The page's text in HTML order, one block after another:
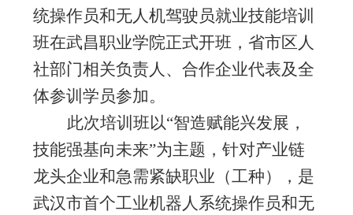
统操作员和无人机驾驶员就业技能培训
班在武昌职业学院正式开班， 省市区人
社部门相关负责人 、合作企业代表及全
体参训学员参加。
此次培训班以“智造赋能兴发展，
技能强基向未来”为主题 ，针对产业链
龙头企业和急需紧缺职业（工种）
， 是
武汉市首个工业机器人系统操作员和无